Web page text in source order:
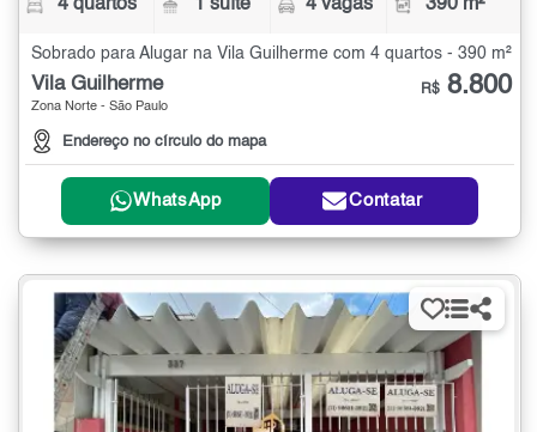
4 quartos 1 suíte 4 vagas 390 m²
Sobrado para Alugar na Vila Guilherme com 4 quartos - 390 m²
Vila Guilherme
Zona Norte - São Paulo
Endereço no círculo do mapa
R$ 8.800
WhatsApp Contatar